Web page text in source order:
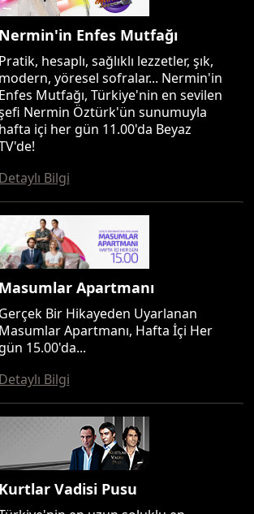
Nermin'in Enfes Mutfağı
Pratik, hesaplı, sağlıklı lezzetler, şık,
modern, yöresel sofralar... Nermin'in
Enfes Mutfağı, Türkiye'nin en sevilen
Nermin Öztürk'ün sunumuyla
hafta içi her gün 11.00'da Beyaz
Detaylı Bilgi
Masumlar Apartmanı
Gerçek Bir Hikayeden Uyarlanan
Masumlar Apartmanı, Hafta İçi Her
15.00'da...
Detaylı Bilgi
Kurtlar Vadisi Pusu